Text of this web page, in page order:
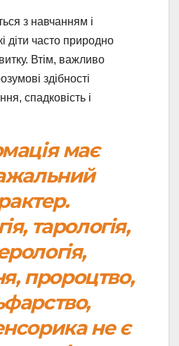
з навчанням і
діти часто природно
Втім, важливо
здібності
спадковість і
має
тарологія,
пророцтво,
не є